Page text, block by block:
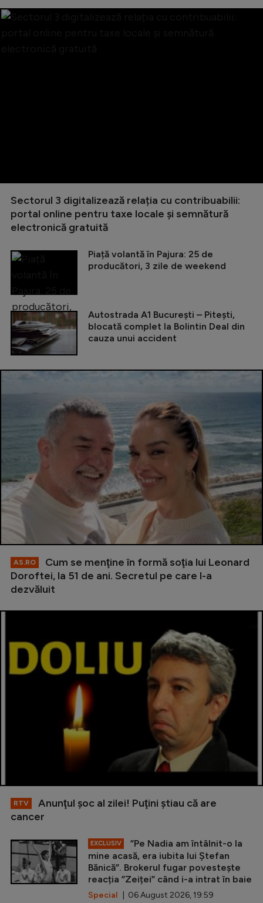
Sectorul 3 digitalizează relația cu contribuabilii:
portal online pentru taxe locale și semnătură
electronică gratuită
Piață volantă în Pajura: 25 de
producători, 3 zile de weekend
Autostrada A1 București – Pitești,
blocată complet la Bolintin Deal din
cauza unui accident
AS.RO
Cum se menţine în formă soţia lui Leonard
Doroftei, la 51 de ani. Secretul pe care l-a
dezvăluit
RTV
Anunţul şoc al zilei! Puţini ştiau că are
cancer
EXCLUSIV
”Pe Nadia am întâlnit-o la
mine acasă, era iubita lui Ștefan
Bănică”. Brokerul fugar povestește
reacția ”Zeiței” când i-a intrat în baie
Special | 06 August 2026, 19:59